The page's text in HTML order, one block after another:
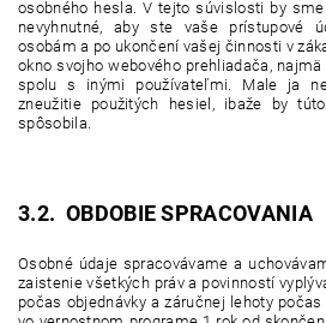
osobného hesla. V tejto súvislosti by
nevyhnutné, aby ste vaše prístupové
osobám a po ukončení vašej činnosti v
okno svojho webového prehliadača,
spolu s inými používateľmi. Male ja
zneužitie použitých hesiel, ibaže by
spôsobila.
3.2. OBDOBIE SPRACOVANIA
Osobné údaje spracovávame a
zaistenie všetkých práv a povinností
počas objednávky a záručnej lehoty